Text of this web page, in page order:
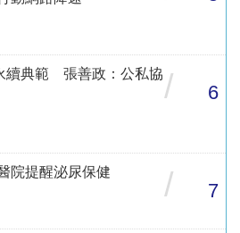
續典範 張善政：公私協/ 6
院提醒泌尿保健
/ 7